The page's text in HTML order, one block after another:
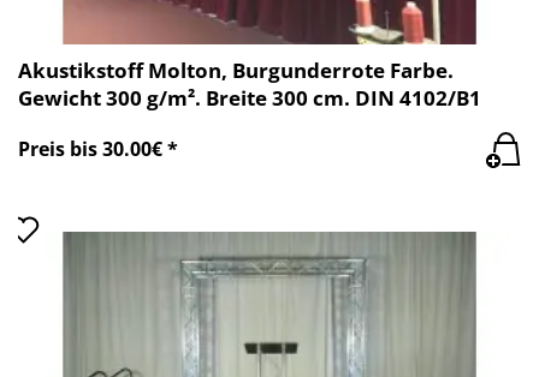
Akustikstoff Molton, Burgunderrote Farbe.
Gewicht 300 g/m². Breite 300 cm. DIN 4102/B1
Preis bis 30.00€ *